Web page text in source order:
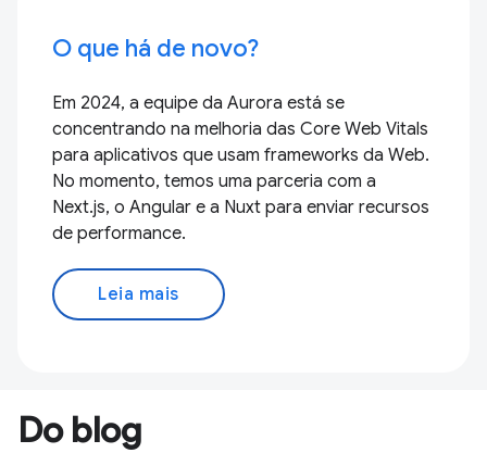
O que há de novo?
Em 2024, a equipe da Aurora está se
concentrando na melhoria das Core Web Vitals
para aplicativos que usam frameworks da Web.
No momento, temos uma parceria com a
Next.js, o Angular e a Nuxt para enviar recursos
de performance.
Leia mais
Do blog